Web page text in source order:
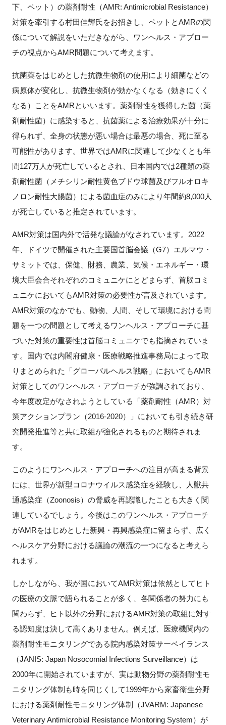
閉じる
下、ペット）の薬剤耐性（AMR: Antimicrobial Resistance）
対策を牽引する村田佳輝氏をお招きし、ペットとAMRの関
係について解説をいただきながら、ワンヘルス・アプロー
チの視点からAMR問題について考えます。
抗菌薬をはじめとした抗微生物剤の使用により細菌などの
病原体が変化し、抗微生物剤が効かなくなる（効きにくく
なる）ことをAMRといいます。薬剤耐性を獲得した菌（薬
剤耐性菌）に感染すると、抗菌薬による治療効果が十分に
得られず、全身の状態が悪い場合は最悪の場合、死に至る
可能性があります。世界ではAMRに関連して少なくとも年
間127万人が死亡しているとされ、日本国内では2種類の薬
剤耐性菌（メチシリン耐性黄色ブドウ球菌及びフルオロキ
ノロン耐性大腸菌）による菌血症のみにより年間約8,000人
が死亡していると推定されています。
AMR対策は国内外で活発な議論がなされています。2022
年、ドイツで開催された主要国首脳会議（G7）エルマウ・
サミットでは、保健、財務、農業、気候・エネルギー・環
境大臣会合それぞれのコミュニケにとどまらず、首脳コミ
ュニケにおいてもAMR対策の必要性が言及されています。
AMR対策のなかでも、動物、人間、そして環境における問
題を一つの問題として考えるワンヘルス・アプローチに基
づいた対策の重要性は首脳コミュニケでも指摘されていま
す。国内では内閣府健康・医療戦略推進事務局によって取
りまとめられた「グローバルヘルス戦略」においてもAMR
対策としてのワンヘルス・アプローチが強調されており、
今年度改定がなされようとしている「薬剤耐性（AMR）対
策アクションプラン（2016-2020）」においても引き続き研
究開発推進等と共に取組が強化されるものと期待されま
す。
このようにワンヘルス・アプローチへの注目が高まる背景
には、世界が新型コロナウイルス感染症を経験し、人獣共
通感染症（Zoonosis）の脅威を再認識したことも大きく関
連しているでしょう。今後はこのワンヘルス・アプローチ
がAMRをはじめとした新興・再興感染症に留まらず、広く
ヘルスケア分野における議論の潮流の一つになると考えら
れます。
しかしながら、我が国においてAMR対策は依然としてヒト
の医療の文脈で語られることが多く、各関係者の努力にも
関わらず、ヒト以外の分野におけるAMR対策の取組に対す
る認知度は決して高くありません。例えば、医療機関内の
薬剤耐性モニタリングである院内感染対策サーベイランス
（JANIS: Japan Nosocomial Infections Surveillance）は
2000年に開始されていますが、実は動物分野の薬剤耐性モ
ニタリング体制も時を同じくして1999年から家畜衛生分野
における薬剤耐性モニタリング体制（JVARM: Japanese
Veterinary Antimicrobial Resistance Monitoring System）が